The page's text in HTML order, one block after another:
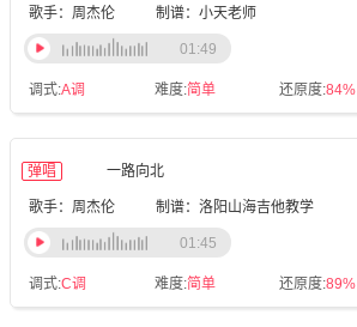
歌手：周杰伦 制谱：小天老师
调式:A调 难度:简单 还原度:84%
01:49
弹唱 一路向北
歌手：周杰伦 制谱：洛阳山海吉他教学
调式:C调 难度:简单 还原度:89%
01:45